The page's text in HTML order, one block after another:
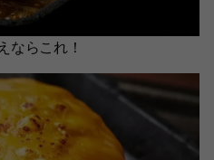
らこれ！